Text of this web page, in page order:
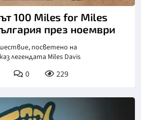
100 Miles for Miles
през ноември
посветено на
легендата Miles Davis
0 229